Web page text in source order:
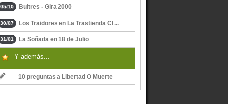
05/10 Buitres - Gira 2000
30/07 Los Traidores en La Trastienda Cl ...
31/01 La Soñada en 18 de Julio
Y además...
10 preguntas a Libertad O Muerte